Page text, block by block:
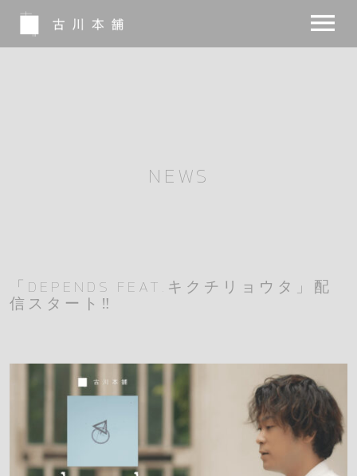
INSTA
DONAI STORE
GOODS(LEGACY)
REQUEST
MESSAGE
OFFICE
NEWS
「DEPENDS FEAT.キクチリョウタ」配
信スタート‼︎